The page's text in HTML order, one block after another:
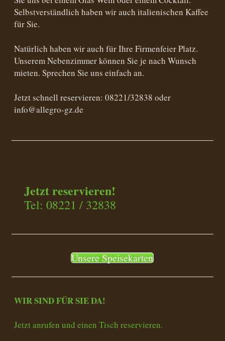
Selbstverständlich haben wir auch italienischen Kaffee
für Sie.
Natürlich haben wir auch für Ihre Firmenfeier Platz.
Unserem Nebenzimmer können Sie je nach Wunsch
mieten. Sprechen Sie uns einfach an.
Jetzt schnell reservieren: 08221/32838 oder
info@allegro-gz.de
Jetzt reservieren!
Tel: 08221 / 32838
Unsere Speisekarten
WIR SIND FÜR SIE DA!
Jetzt anrufen und einen Tisch reservieren.